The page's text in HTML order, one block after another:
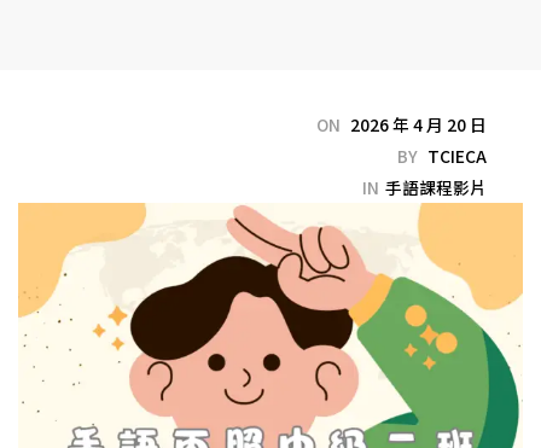
ON 2026 年 4 月 20 日
BY TCIECA
IN 手語課程影片